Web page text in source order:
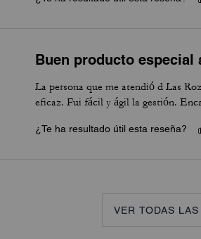
Buen producto especial
La persona que me atendió d Las
eficaz. Fui fácil y ágil la gestión.
¿Te ha resultado útil esta reseña?
VER TODAS